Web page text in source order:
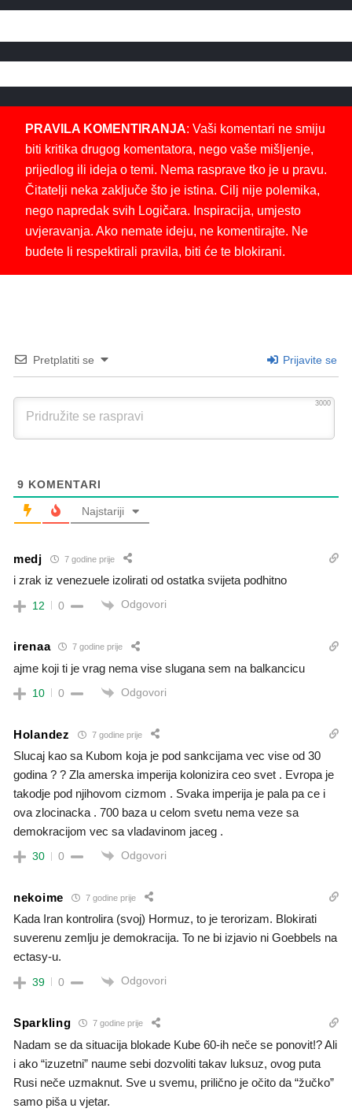
PRAVILA KOMENTIRANJA: Vaši komentari ne smiju
biti kritika drugog komentatora, nego vaše mišljenje,
prijedlog ili ideja o temi. Nema rasprave tko je u pravu.
Čitatelji neka zaključe što je istina. Cilj nije polemika,
nego napredak svih Logičara. Inspiracija, umjesto
uvjeravanja. Ako nemate ideju, ne komentirajte. Ne
budete li respektirali pravila, biti će te blokirani.
Pretplatiti se Prijavite se
3000
9 KOMENTARI
Najstariji
medj 7 godine prije
i zrak iz venezuele izolirati od ostatka svijeta podhitno
12 0 Odgovori
irenaa 7 godine prije
ajme koji ti je vrag nema vise slugana sem na balkancicu
10 0 Odgovori
Holandez 7 godine prije
Slucaj kao sa Kubom koja je pod sankcijama vec vise od 30
godina ? ? Zla amerska imperija kolonizira ceo svet . Evropa je
takodje pod njihovom cizmom . Svaka imperija je pala pa ce i
ova zlocinacka . 700 baza u celom svetu nema veze sa
demokracijom vec sa vladavinom jaceg .
30 0 Odgovori
nekoime 7 godine prije
Kada Iran kontrolira (svoj) Hormuz, to je terorizam. Blokirati
suverenu zemlju je demokracija. To ne bi izjavio ni Goebbels na
ectasy-u.
39 0 Odgovori
Sparkling 7 godine prije
Nadam se da situacija blokade Kube 60-ih neče se ponovit!? Ali
i ako “izuzetni” naume sebi dozvoliti takav luksuz, ovog puta
Rusi neče uzmaknut. Sve u svemu, prilično je očito da “žučko”
samo piša u vjetar.